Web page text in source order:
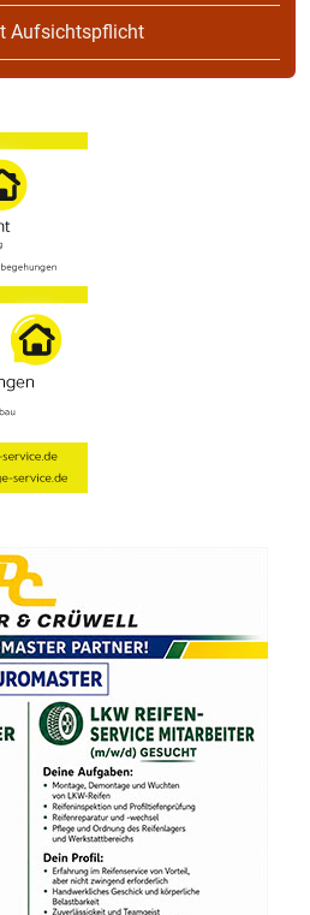
Aufsichtspflicht